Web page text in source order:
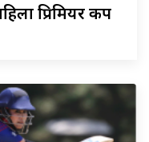
प्रिमियर कप